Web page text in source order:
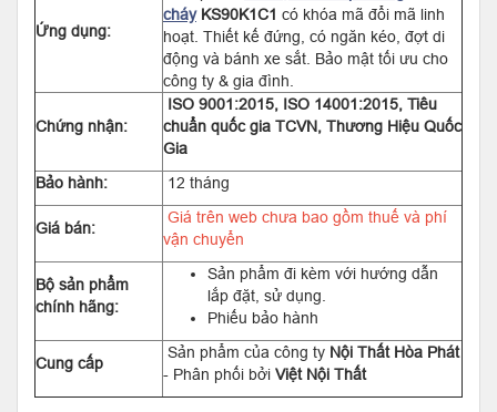
Ứng dụng:
cháyKS90K1C1 có khóa mã đổi mã linh
hoạt. Thiết kế đứng, có ngăn kéo, đợt di
động và bánh xe sắt. Bảo mật tối ưu cho
công ty & gia đình.
Chứng nhận:
ISO 9001:2015, ISO 14001:2015, Tiêu
chuẩn quốc gia TCVN, Thương Hiệu Quốc
Gia
Bảo hành:
12 tháng
Giá bán:
Giá trên web chưa bao gồm thuế và phí
vận chuyển
Bộ sản phẩm
chính hãng:
Sản phẩm đi kèm với hướng dẫn
lắp đặt, sử dụng.
Phiếu bảo hành
Cung cấp
Sản phẩm của công ty Nội Thất Hòa Phát
- Phân phối bởi Việt Nội Thất